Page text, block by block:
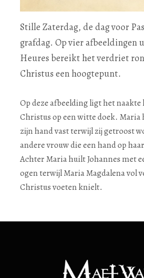
Stille Zaterdag, de dag voor
grafdag. Op vier afbeeldingen
Heures bereikt het verdriet
Christus een hoogtepunt.
Op deze afbeelding ligt het naakte
Christus op een witte doek. Maria
zijn hand vast terwijl zij getroost
andere vrouw die een hand op
Achter Maria huilt Johannes met
ogen terwijl Maria Magdalena vol
Christus voeten knielt.